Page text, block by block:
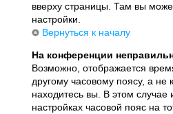
вверху страницы. Там вы
настройки.
Вернуться к началу
На конференции
Возможно, отображается
другому часовому поясу, а не
находитесь вы. В этом случае
настройках часовой пояс на